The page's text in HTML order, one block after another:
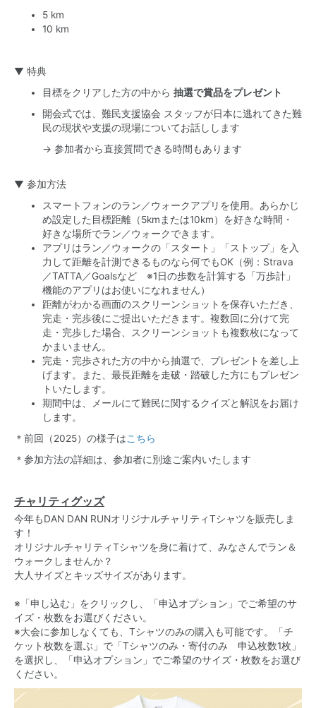
5 km
10 km
▼ 特典
目標をクリアした方の中から 抽選で賞品をプレゼント
開会式では、難民支援協会 スタッフが日本に逃れてきた難
民の現状や支援の現場についてお話しします
→ 参加者から直接質問できる時間もあります
▼ 参加方法
スマートフォンのラン／ウォークアプリを使用。あらかじ
め設定した目標距離（5kmまたは10km）を好きな時間・
好きな場所でラン／ウォークできます。
アプリはラン／ウォークの「スタート」「ストップ」を入
力して距離を計測できるものなら何でもOK（例：Strava
／TATTA／Goalsなど ※1日の歩数を計算する「万歩計」
機能のアプリはお使いになれません）
距離がわかる画面のスクリーンショットを保存いただき、
完走・完歩後にご提出いただきます。複数回に分けて完
走・完歩した場合、スクリーンショットも複数枚になって
かまいません。
完走・完歩された方の中から抽選で、プレゼントを差し上
げます。また、最長距離を走破・踏破した方にもプレゼン
トいたします。
期間中は、メールにて難民に関するクイズと解説をお届け
します。
＊前回（2025）の様子はこちら
＊参加方法の詳細は、参加者に別途ご案内いたします
チャリティグッズ
今年もDAN DAN RUNオリジナルチャリティTシャツを販売しま
す！
オリジナルチャリティTシャツを身に着けて、みなさんでラン＆
ウォークしませんか？
大人サイズとキッズサイズがあります。
※「申し込む」をクリックし、「申込オプション」でご希望のサ
イズ・枚数をお選びください。
※大会に参加しなくても、Tシャツのみの購入も可能です。「チ
ケット枚数を選ぶ」で「Tシャツのみ・寄付のみ 申込枚数1枚」
を選択し、「申込オプション」でご希望のサイズ・枚数をお選び
ください。